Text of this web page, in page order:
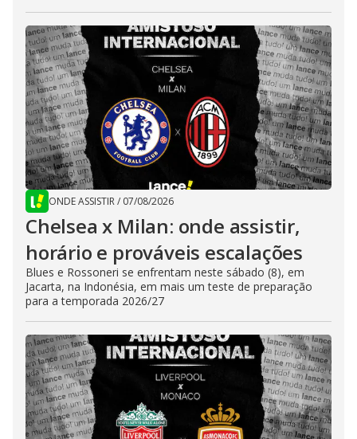
ONDE ASSISTIR/ 07/08/2026
Chelsea x Milan: onde assistir,
horário e prováveis escalações
Blues e Rossoneri se enfrentam neste sábado (8), em
Jacarta, na Indonésia, em mais um teste de preparação
para a temporada 2026/27